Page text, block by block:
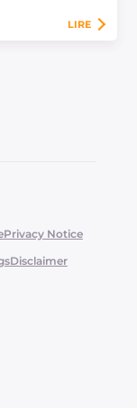
LIRE
Privacy Notice
Disclaimer